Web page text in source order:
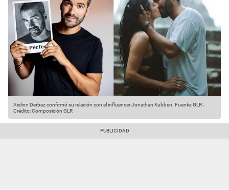
Aislinn Derbez confirmó su relación con el influencer Jonathan Kubben. Fuente: GLR-
Crédito: Composición GLR